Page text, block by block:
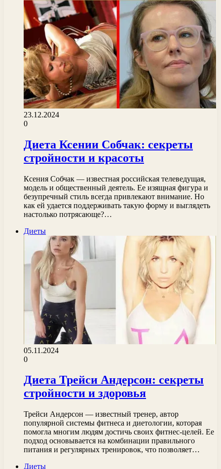
23.12.2024
0
Диета Ксении Собчак: секреты
стройности и красоты
Ксения Собчак — известная российская телеведущая,
модель и общественный деятель. Ее изящная фигура и
безупречный стиль всегда привлекают внимание. Но
как ей удается поддерживать такую форму и выглядеть
настолько потрясающе?…
Диеты
05.11.2024
0
Диета Трейси Андерсон: секреты
стройности и здоровья
Трейси Андерсон — известный тренер, автор
популярной системы фитнеса и диетологии, которая
помогла многим людям достичь своих фитнес-целей. Ее
подход основывается на комбинации правильного
питания и регулярных тренировок, что позволяет…
Диеты